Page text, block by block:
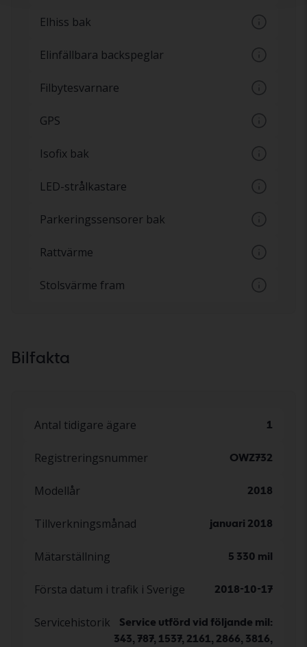
Elhiss bak
Elinfällbara backspeglar
Speglar som fälls in automatiskt när bilen
låses eller manuellt via knapp
Filbytesvarnare
Elektroniskt säkerhetssystem som varnar
vid oplanerade filbyten
GPS
Isofix bak
Fästsystem för bilbarnstolar enligt
internationell standard, även kallat Isofix
LED-strålkastare
Strålkastare med LED-ljus har ett konstant
vitt ljus och har samma ljusstyrka från star
Parkeringssensorer bak
Sensorer på stötfångare baktill som varnar
för hinder bakom bilen
Rattvärme
Stolsvärme fram
Bilfakta
Antal tidigare ägare 1
Registreringsnummer OWZ732
Modellår 2018
Tillverkningsmånad januari 2018
Mätarställning 5 330 mil
Första datum i trafik i Sverige 2018-10-17
Servicehistorik
Service utförd vid följande mil:
343, 787, 1537, 2161, 2866, 3816,